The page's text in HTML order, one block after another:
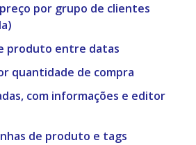
por grupo de clientes
produto entre datas
quantidade de compra
com informações e editor
de produto e tags